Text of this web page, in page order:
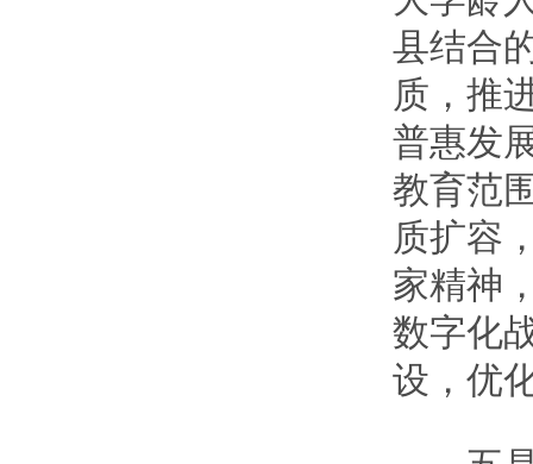
县结合
质，推
普惠发
教育范
质扩容
家精神
数字化
设，优